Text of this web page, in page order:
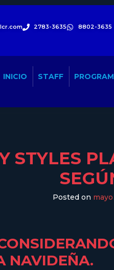
2783-3635 8802-3635
INICIO STAFF
STYLES
Posted on
NAVIDEÑA.